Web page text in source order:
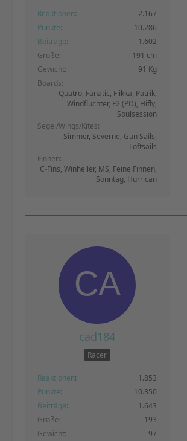
Reaktionen
2.167
Punkte
10.286
Beiträge
1.602
Größe
191 cm
Gewicht
91 Kg
Boards
Quatro, Fanatic, Flikka, Patrik,
Windflüchter, F2 (PD), Hifly,
Soulsession
Segel/Wings/Kites
Simmer, Severne, Gun Sails,
Loftsails
Finnen
C-Fins, Winheller, MS, Feine Finnen,
Sonntag, Hurrican
cad184
Racer
Reaktionen
1.853
Punkte
10.350
Beiträge
1.643
Größe
193
Gewicht
97